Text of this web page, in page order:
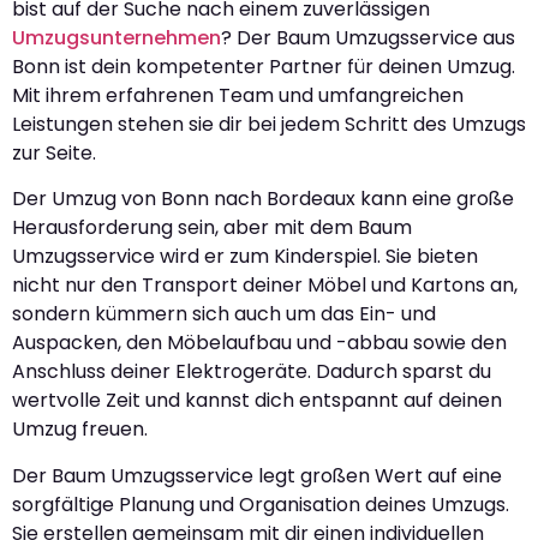
bist auf der Suche nach einem zuverlässigen
Umzugsunternehmen? Der Baum Umzugsservice aus
Bonn ist dein kompetenter Partner für deinen Umzug.
Mit ihrem erfahrenen Team und umfangreichen
Leistungen stehen sie dir bei jedem Schritt des Umzugs
zur Seite.
Der Umzug von Bonn nach Bordeaux kann eine große
Herausforderung sein, aber mit dem Baum
Umzugsservice wird er zum Kinderspiel. Sie bieten
nicht nur den Transport deiner Möbel und Kartons an,
sondern kümmern sich auch um das Ein- und
Auspacken, den Möbelaufbau und -abbau sowie den
Anschluss deiner Elektrogeräte. Dadurch sparst du
wertvolle Zeit und kannst dich entspannt auf deinen
Umzug freuen.
Der Baum Umzugsservice legt großen Wert auf eine
sorgfältige Planung und Organisation deines Umzugs.
Sie erstellen gemeinsam mit dir einen individuellen